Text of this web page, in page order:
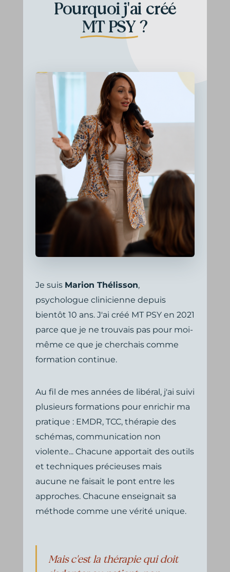
Pourquoi j'ai créé
MT PSY?
Je suis Marion Thélisson,
psychologue clinicienne depuis
bientôt 10 ans. J'ai créé MT PSY en 2021
parce que je ne trouvais pas pour moi-
même ce que je cherchais comme
formation continue.
Au fil de mes années de libéral, j'ai suivi
plusieurs formations pour enrichir ma
pratique : EMDR, TCC, thérapie des
schémas, communication non
violente... Chacune apportait des outils
et techniques précieuses mais
aucune ne faisait le pont entre les
approches. Chacune enseignait sa
méthode comme une vérité unique.
Mais c'est la thérapie qui doit